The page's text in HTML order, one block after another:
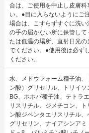
合は、ご使用を中止し皮膚科
い。●目に入らないようにご
場合は、こすらずすぐに洗
の手の届かない所に保管して
たは低温の場所、直射日光
でください。●使用後は必ず
ください。
水、メドウフォーム種子油、
ン酸）グリセリル、トリイソ
BG、ホホバ種子油、テトラ
リスリチル、ジメチコン、
ン酸ジペンタエリスリチル
グリセリン、ナイアシンア